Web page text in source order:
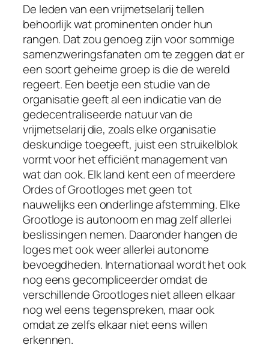
De leden van een vrijmetselarij tellen
behoorlijk wat prominenten onder hun
rangen. Dat zou genoeg zijn voor sommige
samenzweringsfanaten om te zeggen dat er
een soort geheime groep is die de wereld
regeert. Een beetje een studie van de
organisatie geeft al een indicatie van de
gedecentraliseerde natuur van de
vrijmetselarij die, zoals elke organisatie
deskundige toegeeft, juist een struikelblok
vormt voor het efficiënt management van
wat dan ook. Elk land kent een of meerdere
Ordes of Grootloges met geen tot
nauwelijks een onderlinge afstemming. Elke
Grootloge is autonoom en mag zelf allerlei
beslissingen nemen. Daaronder hangen de
loges met ook weer allerlei autonome
bevoegdheden. Internationaal wordt het ook
nog eens gecompliceerder omdat de
verschillende Grootloges niet alleen elkaar
nog wel eens tegenspreken, maar ook
omdat ze zelfs elkaar niet eens willen
erkennen.